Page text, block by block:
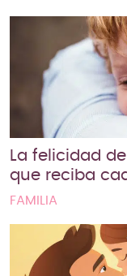
La felicidad
que reciba
FAMILIA